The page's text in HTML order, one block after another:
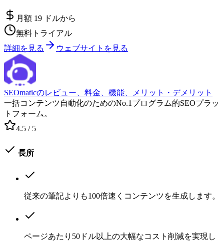
月額 19 ドルから
無料トライアル
詳細を見る
ウェブサイトを見る
SEOmaticのレビュー、料金、機能、メリット・デメリット
一括コンテンツ自動化のためのNo.1プログラム的SEOプラッ
トフォーム。
4.5 / 5
長所
従来の筆記よりも100倍速くコンテンツを生成します。
ページあたり50ドル以上の大幅なコスト削減を実現し